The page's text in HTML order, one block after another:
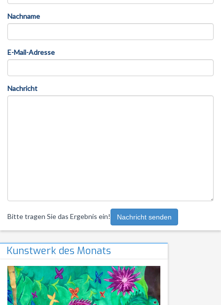
Nachname
E-Mail-Adresse
Nachricht
Bitte tragen Sie das Ergebnis ein! Nachricht senden
Kunstwerk des Monats